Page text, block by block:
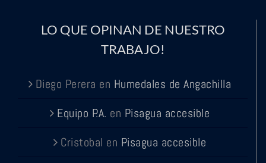
LO QUE OPINAN DE NUESTRO
TRABAJO!
Diego Perera en Humedales de Angachilla
Equipo P.A. en Pisagua accesible
Cristobal en Pisagua accesible